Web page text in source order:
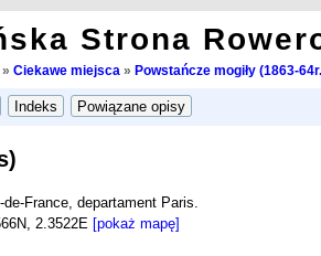
Strona
» Ciekawe miejsca » Powstańcze mogiły (1863-
France, departament Paris.
2.3522E [pokaż mapę]